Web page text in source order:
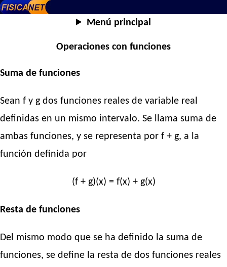
Menú principal
Operaciones con funciones
Suma de funciones
Sean f y g dos funciones reales de variable real
definidas en un mismo intervalo. Se llama suma de
ambas funciones, y se representa por f + g, a la
función definida por
(f + g)(x) = f(x) + g(x)
Resta de funciones
Del mismo modo que se ha definido la suma de
funciones, se define la resta de dos funciones reales